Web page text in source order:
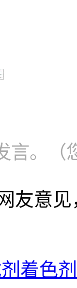
言。（
友意
着色剂